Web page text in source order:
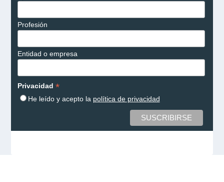
Profesión
Entidad o empresa
Privacidad *
He leído y acepto la política de privacidad